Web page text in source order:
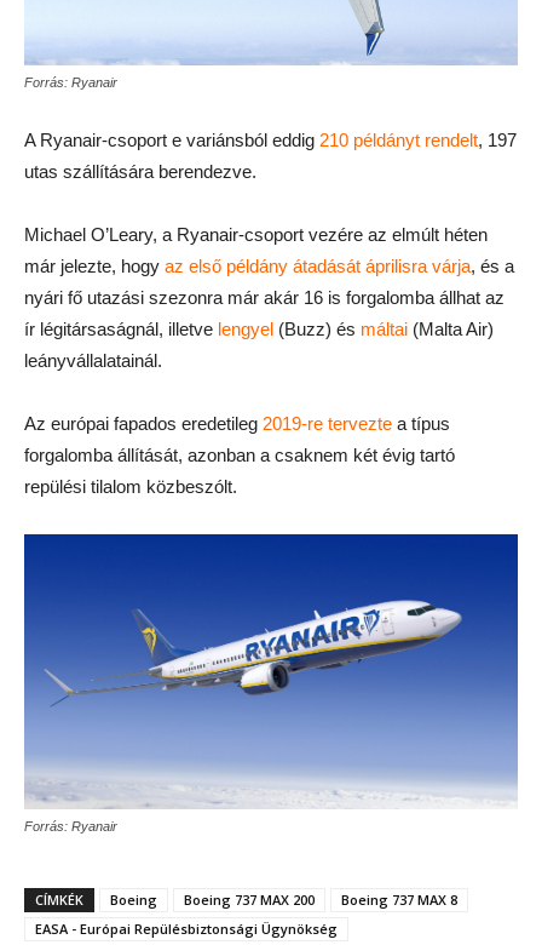
Forrás: Ryanair
A Ryanair-csoport e variánsból eddig 210 példányt rendelt, 197
utas szállítására berendezve.
Michael O’Leary, a Ryanair-csoport vezére az elmúlt héten
már jelezte, hogy az első példány átadását áprilisra várja, és a
nyári fő utazási szezonra már akár 16 is forgalomba állhat az
ír légitársaságnál, illetve lengyel (Buzz) és máltai (Malta Air)
leányvállalatainál.
Az európai fapados eredetileg 2019-re tervezte a típus
forgalomba állítását, azonban a csaknem két évig tartó
repülési tilalom közbeszólt.
Forrás: Ryanair
CÍMKÉK Boeing Boeing 737 MAX 200
Boeing 737 MAX 8
EASA - Európai Repülésbiztonsági Ügynökség